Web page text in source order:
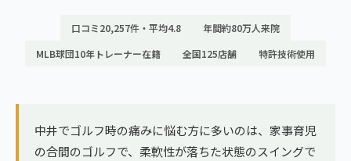
ゴルフ
ヨガ・ピラティス
広島エリア（4院）
鹿児島エリア（3院）
口コミ20,257件・平均4.8
年間約80万人来院
MLB球団10年トレーナー在籍
全国125店舗 特許技術使用
中井でゴルフ時の痛みに悩む方に多いのは、家事育児
の合間のゴルフで、柔軟性が落ちた状態のスイングで